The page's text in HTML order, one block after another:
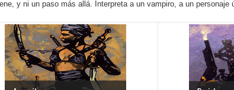
y ni un paso más allá. Interpreta a un vampiro, a un personaje